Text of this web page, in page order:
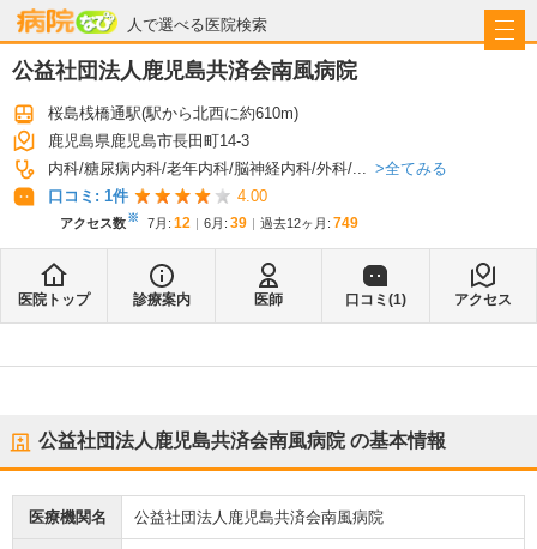
人で選べる医院検索
病院なび
公益社団法人鹿児島共済会南風病院
桜島桟橋通駅(駅から北西に約610m)
鹿児島県鹿児島市長田町14-3
内科 糖尿病内科 老年内科 脳神経内科 外科 ...
全てみる
口コミ: 1件 4.00
アクセス数※ 7月 : 12 6月 : 39 過去12ヶ月: 749
医院トップ 診療案内 医師 口コミ(1) アクセス
公益社団法人鹿児島共済会南風病院の基本情報
医療機関名 公益社団法人鹿児島共済会南風病院